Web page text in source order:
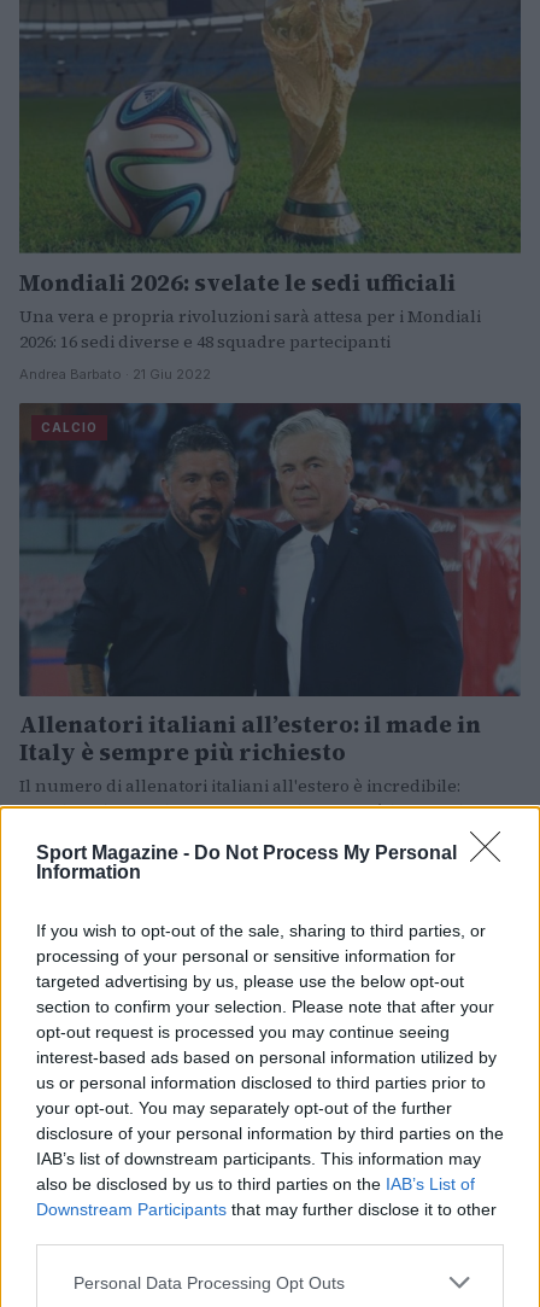
Sport Magazine - Do Not Process My Personal
Information
If you wish to opt-out of the sale, sharing to third parties, or
processing of your personal or sensitive information for
targeted advertising by us, please use the below opt-out
section to confirm your selection. Please note that after your
opt-out request is processed you may continue seeing
interest-based ads based on personal information utilized by
us or personal information disclosed to third parties prior to
your opt-out. You may separately opt-out of the further
disclosure of your personal information by third parties on the
IAB’s list of downstream participants. This information may
also be disclosed by us to third parties on the IAB’s List of
Downstream Participants that may further disclose it to other
Please note that this website/app uses one or more Google
Personal Data Processing Opt Outs
Mondiali 2026: svelate le sedi ufficiali
Una vera e propria rivoluzioni sarà attesa per i Mondiali
2026: 16 sedi diverse e 48 squadre partecipanti
Andrea Barbato · 21 Giu 2022
CALCIO
Allenatori italiani all’estero: il made in
Italy è sempre più richiesto
Il numero di allenatori italiani all'estero è incredibile:
Ancelotti domina l'Europa col Real, ma non è l'unico che
Andrea Barbato · 20 Giu 2022
CALCIO
Fantacalcio 2022-23: quando fare l’asta e
cosa sapere
L'asta del Fantacalcio 2022-23 si prospetta essere la più